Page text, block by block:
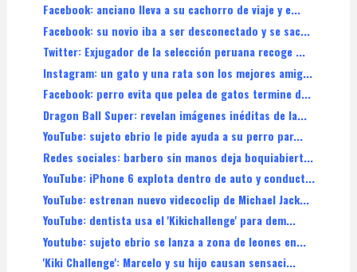
Facebook: anciano lleva a su cachorro de viaje y e...
Facebook: su novio iba a ser desconectado y se sac...
Twitter: Exjugador de la selección peruana recoge ...
Instagram: un gato y una rata son los mejores amig...
Facebook: perro evita que pelea de gatos termine d...
Dragon Ball Super: revelan imágenes inéditas de la...
YouTube: sujeto ebrio le pide ayuda a su perro par...
Redes sociales: barbero sin manos deja boquiabiert...
YouTube: iPhone 6 explota dentro de auto y conduct...
YouTube: estrenan nuevo videcoclip de Michael Jack...
YouTube: dentista usa el 'Kikichallenge' para dem...
Youtube: sujeto ebrio se lanza a zona de leones en...
'Kiki Challenge': Marcelo y su hijo causan sensaci...